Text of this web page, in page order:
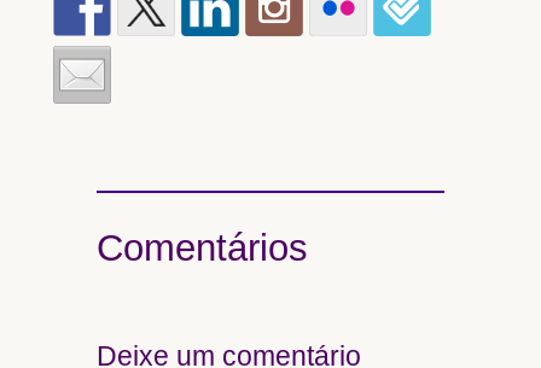
Comentários
Deixe um comentário